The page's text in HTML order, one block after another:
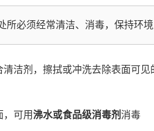
所必须经常清洁、消毒，保持环境
洁剂，擦拭或冲洗去除表面可
，可用沸水或食品级消毒剂消毒